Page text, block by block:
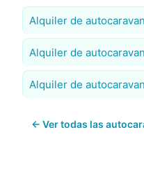
Alquiler de
Alquiler de
Alquiler de
← Ver todas las